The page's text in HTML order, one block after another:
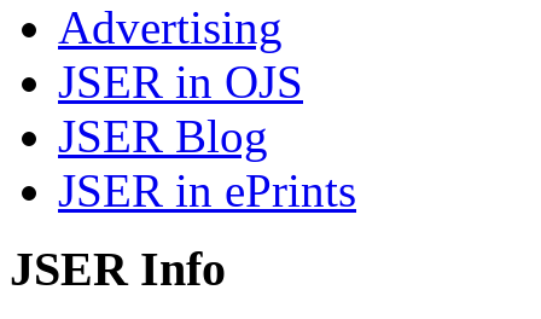
Advertising
JSER in OJS
JSER Blog
JSER in ePrints
JSER Info